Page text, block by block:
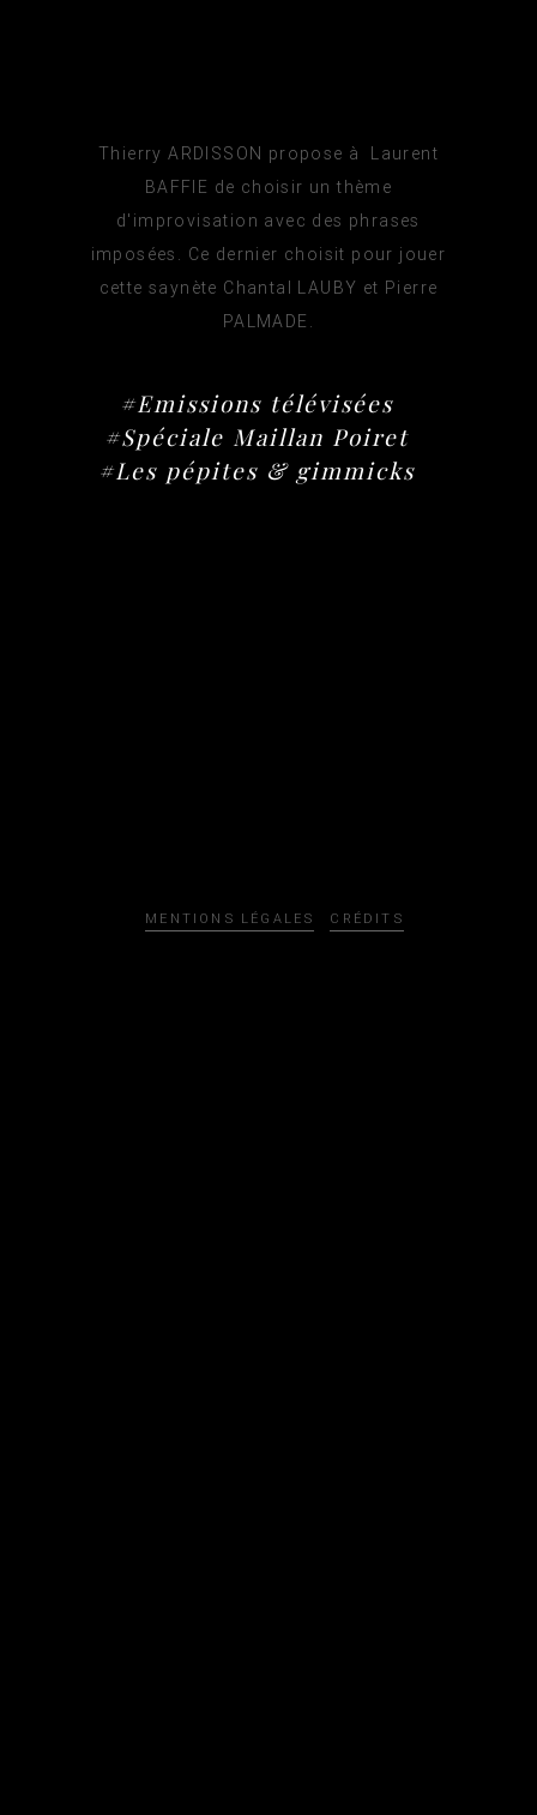
Thierry ARDISSON propose à Laurent
BAFFIE de choisir un thème
d'improvisation avec des phrases
imposées. Ce dernier choisit pour jouer
cette saynète Chantal LAUBY et Pierre
PALMADE.
#Emissions télévisées
#Spéciale Maillan Poiret
#Les pépites & gimmicks
MENTIONS LÉGALES CRÉDITS